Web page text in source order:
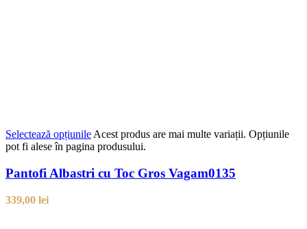
Selectează opțiunile Acest produs are mai multe variații. Opțiunile
pot fi alese în pagina produsului.
Pantofi Albastri cu Toc Gros Vagam0135
339,00 lei